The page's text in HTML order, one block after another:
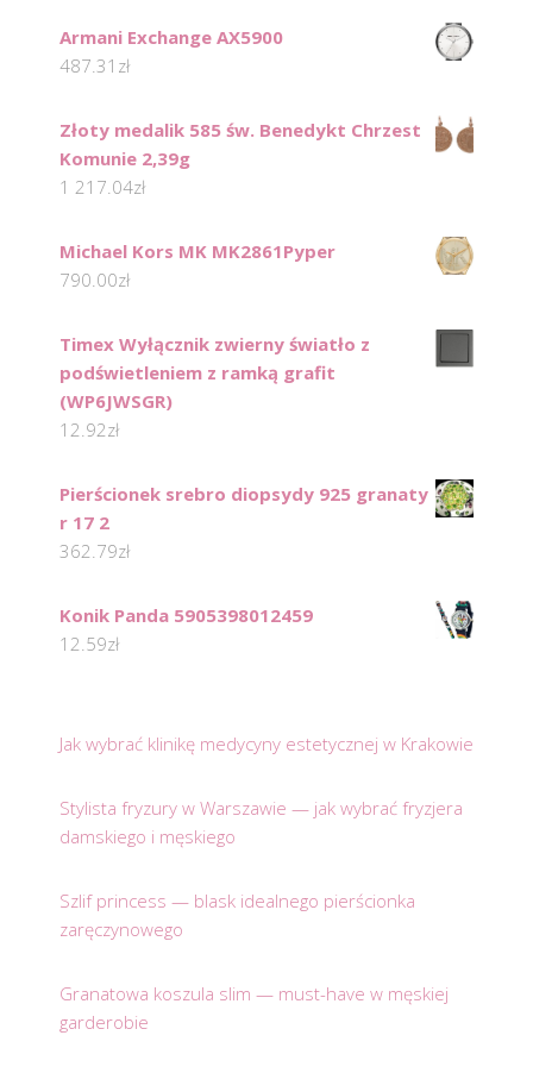
Armani Exchange AX5900
487.31 zł
Złoty medalik 585 św. Benedykt Chrzest
Komunie 2,39g
1 217.04zł
Michael Kors MK MK2861Pyper
790.00zł
Timex Wyłącznik zwierny światło z
podświetleniem z ramką grafit
(WP6JWSGR)
12.92zł
Pierścionek srebro diopsydy 925 granaty
r 17 2
362.79zł
Konik Panda 5905398012459
12.59zł
Jak wybrać klinikę medycyny estetycznej w Krakowie
Stylista fryzury w Warszawie — jak wybrać fryzjera
damskiego i męskiego
Szlif princess — blask idealnego pierścionka
zaręczynowego
Granatowa koszula slim — must-have w męskiej
garderobie